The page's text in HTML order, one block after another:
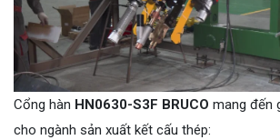
Cổng hàn HN0630-S3F BRUCO mang đến
cho ngành sản xuất kết cấu thép: